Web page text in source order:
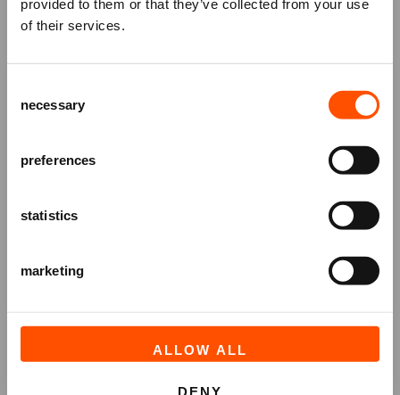
provided to them or that they’ve collected from your use
of their services.
Selection
necessary
preferences
statistics
marketing
ALLOW ALL
DENY
financieel advies)
en speciale aanbiedingen!